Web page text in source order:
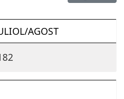
AGOST